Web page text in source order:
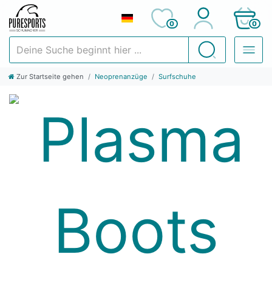
Suchen
0 0
Zur Startseite gehen Neoprenanzüge Surfschuhe